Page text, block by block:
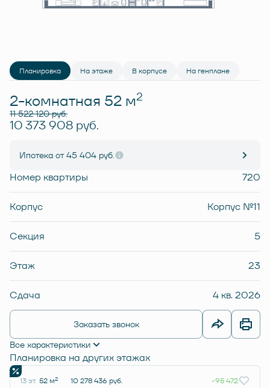
Планировка На этаже В корпусе На генплане
2-комнатная 52 м2
11 522 120 руб.
10 373 908 руб.
Ипотека от 45 404 руб.
Номер квартиры 720
Корпус Корпус №11
Секция 5
Этаж 23
Сдача 4 кв. 2026
Заказать звонок
Все характеристики
Планировка на других этажах
13 эт. 52 м2 10 278 436 руб. -95 472